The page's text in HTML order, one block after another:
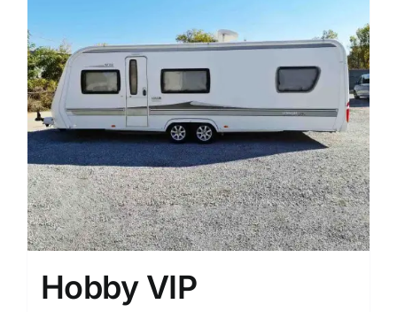
Hobby VIP